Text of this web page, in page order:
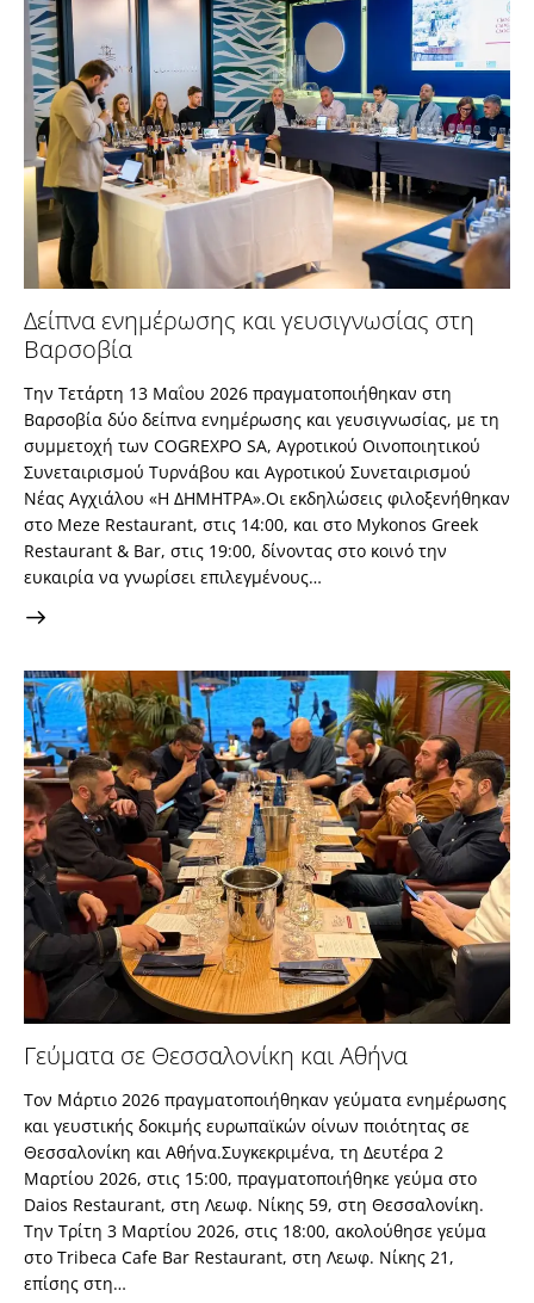
Δείπνα ενημέρωσης και γευσιγνωσίας στη
Βαρσοβία
Την Τετάρτη 13 Μαΐου 2026 πραγματοποιήθηκαν στη
Βαρσοβία δύο δείπνα ενημέρωσης και γευσιγνωσίας, με τη
συμμετοχή των COGREXPO SA, Αγροτικού Οινοποιητικού
Συνεταιρισμού Τυρνάβου και Αγροτικού Συνεταιρισμού
Νέας Αγχιάλου «Η ΔΗΜΗΤΡΑ».Οι εκδηλώσεις φιλοξενήθηκαν
στο Meze Restaurant, στις 14:00, και στο Mykonos Greek
Restaurant & Bar, στις 19:00, δίνοντας στο κοινό την
ευκαιρία να γνωρίσει επιλεγμένους…
Γεύματα σε Θεσσαλονίκη και Αθήνα
Τον Μάρτιο 2026 πραγματοποιήθηκαν γεύματα ενημέρωσης
και γευστικής δοκιμής ευρωπαϊκών οίνων ποιότητας σε
Θεσσαλονίκη και Αθήνα.Συγκεκριμένα, τη Δευτέρα 2
Μαρτίου 2026, στις 15:00, πραγματοποιήθηκε γεύμα στο
Daios Restaurant, στη Λεωφ. Νίκης 59, στη Θεσσαλονίκη.
Την Τρίτη 3 Μαρτίου 2026, στις 18:00, ακολούθησε γεύμα
στο Tribeca Cafe Bar Restaurant, στη Λεωφ. Νίκης 21,
επίσης στη…